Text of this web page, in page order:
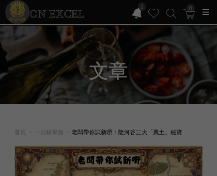
ON EXCEL
1 0
文章
首頁 > 一分鐘學酒 > 老闆帶你試新嘢：隆河谷三大「風土」秘寶